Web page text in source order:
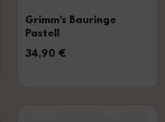
Grimm's Bauringe
Pastell
34,90 €